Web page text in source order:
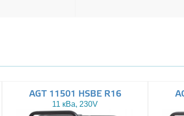
AGT 11501 HSBE R16
11 кВа, 230V